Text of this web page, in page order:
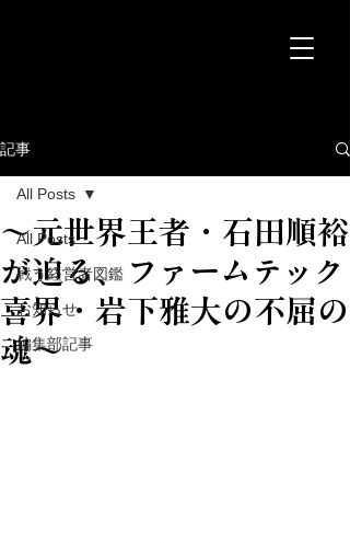
記事
All Posts
戦う経営者図鑑
お知らせ
編集部記事
All Posts
～元世界王者・石田順裕
が迫る、ファームテック
喜界・岩下雅大の不屈の
魂～